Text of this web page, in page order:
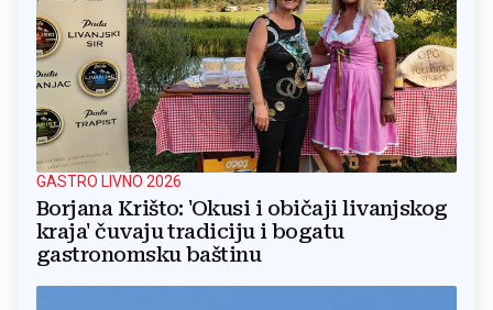
GASTRO LIVNO 2026
Borjana Krišto: 'Okusi i običaji livanjskog
kraja' čuvaju tradiciju i bogatu
gastronomsku baštinu